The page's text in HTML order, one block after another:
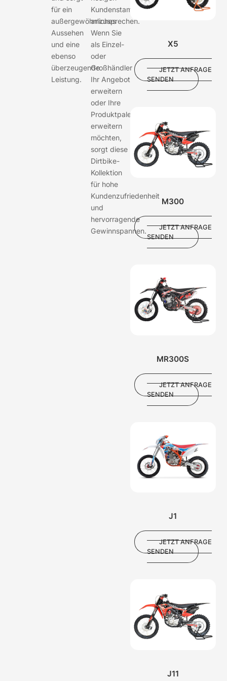
für ein
außergewöhnliches
Aussehen
und eine
ebenso
überzeugende
Leistung.
Kundenstamm
anzusprechen.
Wenn Sie
als Einzel-
oder
Großhändler
Ihr Angebot
erweitern
oder Ihre
Produktpalette
erweitern
möchten,
sorgt diese
Dirtbike-
Kollektion
für hohe
Kundenzufriedenheit
und
hervorragende
Gewinnspannen.
X5
JETZT ANFRAGE
SENDEN
M300
JETZT ANFRAGE
SENDEN
MR300S
JETZT ANFRAGE
SENDEN
J1
JETZT ANFRAGE
SENDEN
J11